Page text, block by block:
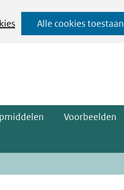
Alle cookies toestaan
Ga
naar
Voorbeelden